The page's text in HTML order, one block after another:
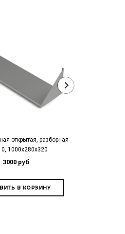
открытая, разборная
1000х280х320
3000 руб